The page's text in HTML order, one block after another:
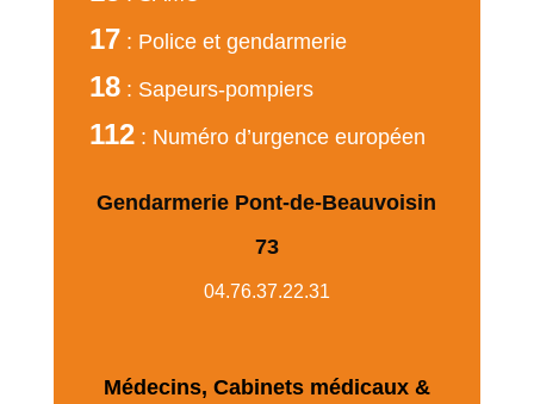
17 : Police et gendarmerie
18: Sapeurs-pompiers
112: Numéro d’urgence européen
Gendarmerie Pont-de-Beauvoisin
73
04.76.37.22.31
Médecins, Cabinets médicaux &